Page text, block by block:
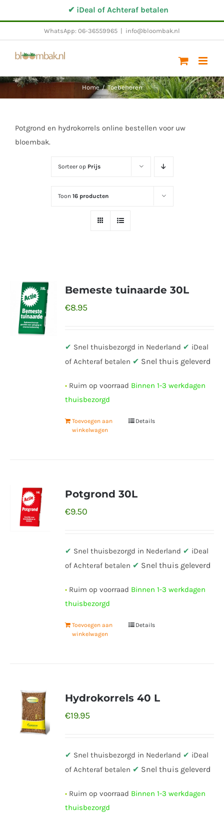
naar
✔ iDeal of Achteraf betalen
WhatsApp: 06-36559965 info@bloombak.nl
Home / Toebehoren
Potgrond en hydrokorrels online bestellen voor uw
bloembak.
Sorteer op Prijs
Toon 16 producten
Bemeste tuinaarde 30L
€8.95
✔ Snel thuisbezorgd in Nederland ✔ iDeal
of Achteraf betalen ✔ Snel thuis geleverd
• Ruim op voorraad Binnen 1-3 werkdagen
thuisbezorgd
Toevoegen aan
winkelwagen
Details
Potgrond 30L
€9.50
✔ Snel thuisbezorgd in Nederland ✔ iDeal
of Achteraf betalen ✔ Snel thuis geleverd
• Ruim op voorraad Binnen 1-3 werkdagen
thuisbezorgd
Toevoegen aan
winkelwagen
Details
Hydrokorrels 40 L
€19.95
✔ Snel thuisbezorgd in Nederland ✔ iDeal
of Achteraf betalen ✔ Snel thuis geleverd
• Ruim op voorraad Binnen 1-3 werkdagen
thuisbezorgd